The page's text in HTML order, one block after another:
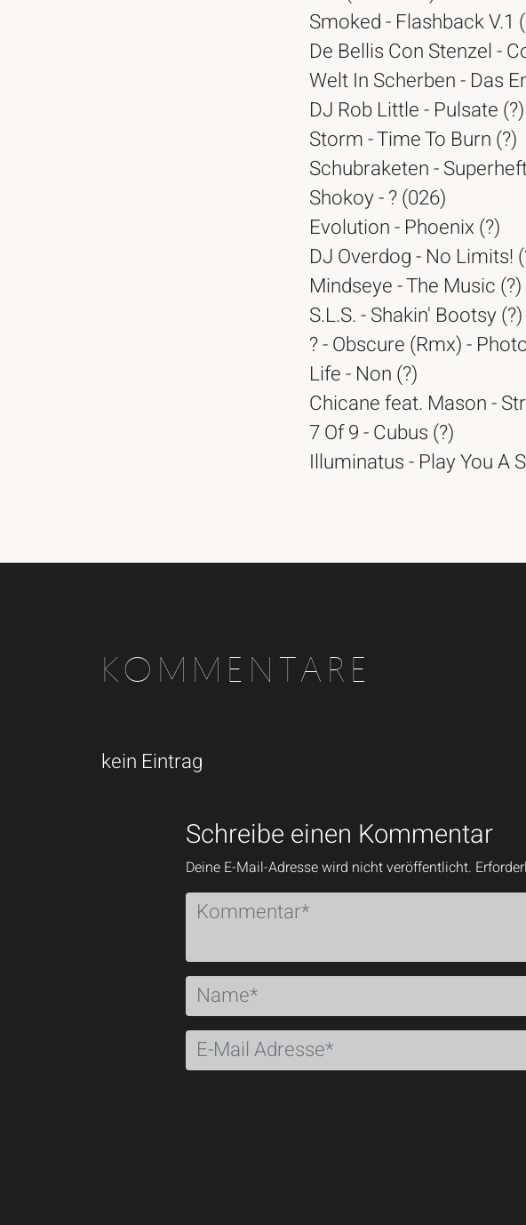
Smoked - Flashback V.1
De Bellis Con Stenzel -
Welt In Scherben - Das
DJ Rob Little - Pulsate (?)
Storm - Time To Burn (?)
Schubraketen -
Shokoy - ? (026)
Evolution - Phoenix (?)
DJ Overdog - No Limits!
Mindseye - The Music (?)
S.L.S. - Shakin' Bootsy (?)
? - Obscure (Rmx) -
Life - Non (?)
Chicane feat. Mason -
7 Of 9 - Cubus (?)
Illuminatus - Play You A
KOMMENTARE
kein Eintrag
Schreibe einen Kommentar
Deine E-Mail-Adresse wird nicht veröffentlicht.